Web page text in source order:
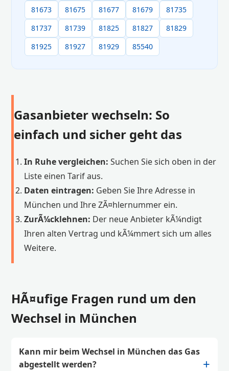
81673
81675 81677 81679
81735
81737
81739 81825 81827
81829
81925
81927 81929 85540
Gasanbieter wechseln: So
einfach und sicher geht das
In Ruhe vergleichen: Suchen Sie sich oben in der
Liste einen Tarif aus.
Daten eintragen: Geben Sie Ihre Adresse in
München und Ihre ZÃ¤hlernummer ein.
ZurÃ¼cklehnen: Der neue Anbieter kÃ¼ndigt
Ihren alten Vertrag und kÃ¼mmert sich um alles
Weitere.
HÃ¤ufige Fragen rund um den
Wechsel in München
Kann mir beim Wechsel in München das Gas
abgestellt werden?